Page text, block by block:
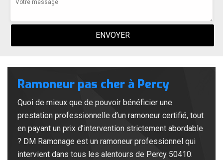
Ramoneur pas cher à Percy
Quoi de mieux que de pouvoir bénéficier une
prestation professionnelle d’un ramoneur certifié, tout
en payant un prix d’intervention strictement abordable
? DM Ramonage est un ramoneur professionnel qui
intervient dans tous les alentours de Percy 50410.